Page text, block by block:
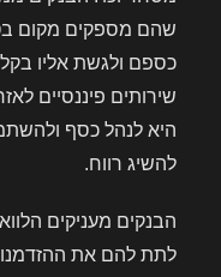
שהם מספקים מקום
כספם ולגשת אליו
שירותים פיננסיים
היא לנהל כסף
להשיג רווח.
הבנקים מעניקים
לתת להם את